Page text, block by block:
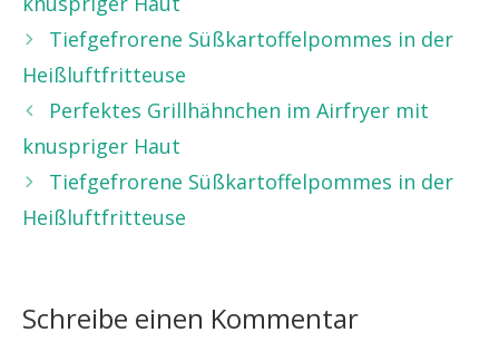
Tiefgefrorene Süßkartoffelpommes in der
Heißluftfritteuse
Perfektes Grillhähnchen im Airfryer mit
knuspriger Haut
Tiefgefrorene Süßkartoffelpommes in der
Heißluftfritteuse
Schreibe einen Kommentar